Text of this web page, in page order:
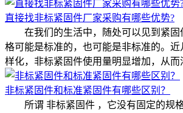
直接找非标紧固件厂家采购有哪些优势?
在我们的生活中，随处可以见到紧固
格可能是标准的，也可能是非标准的。
样化，非标紧固件使用量明显增加，从而
非标紧固件和标准紧固件有哪些区别？
所谓 非标紧固件 ，它没有固定的规格